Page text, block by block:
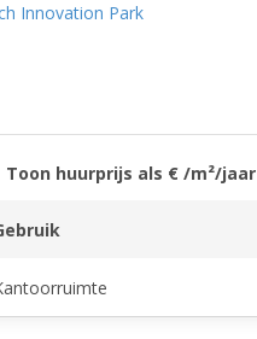
Innovation Park
Toon huurprijs als € /m²/jaar